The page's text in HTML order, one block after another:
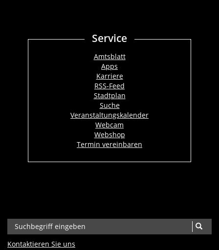
Service
Amtsblatt
Apps
Karriere
RSS-Feed
Stadtplan
Suche
Veranstaltungskalender
Webcam
Webshop
Termin vereinbaren
Kontaktieren Sie uns